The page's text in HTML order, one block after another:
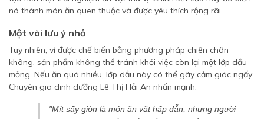
nó thành món ăn quen thuộc và được yêu thích rộng rãi.
Một vài lưu ý nhỏ
Tuy nhiên, vì được chế biến bằng phương pháp chiên chân
không, sản phẩm không thể tránh khỏi việc còn lại một lớp dầu
mỏng. Nếu ăn quá nhiều, lớp dầu này có thể gây cảm giác ngấy.
Chuyên gia dinh dưỡng Lê Thị Hải An nhấn mạnh:
"Mít sấy giòn là món ăn vặt hấp dẫn, nhưng người